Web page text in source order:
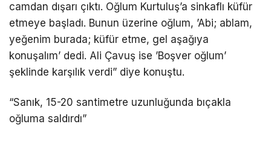
camdan dışarı çıktı. Oğlum Kurtuluş’a sinkaflı küfür
etmeye başladı. Bunun üzerine oğlum, ’Abi; ablam,
yeğenim burada; küfür etme, gel aşağıya
konuşalım’ dedi. Ali Çavuş ise ’Boşver oğlum’
şeklinde karşılık verdi” diye konuştu.
“Sanık, 15-20 santimetre uzunluğunda bıçakla
oğluma saldırdı”